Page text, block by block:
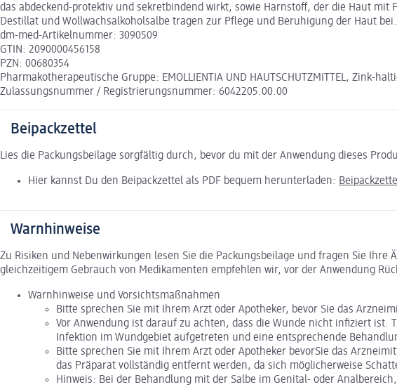
das abdeckend-protektiv und sekretbindend wirkt, sowie Harnstoff, der die Haut
Destillat und Wollwachsalkoholsalbe tragen zur Pflege und Beruhigung der Haut bei.
dm-med-Artikelnummer: 3090509
GTIN: 2090000456158
PZN: 00680354
Pharmakotherapeutische Gruppe: EMOLLIENTIA UND HAUTSCHUTZMITTEL, Zink-
Zulassungsnummer / Registrierungsnummer: 6042205.00.00
Beipackzettel
Lies die Packungsbeilage sorgfältig durch, bevor du mit der Anwendung dieses
Hier kannst Du den Beipackzettel als PDF bequem herunterladen:
Warnhinweise
Zu Risiken und Nebenwirkungen lesen Sie die Packungsbeilage und fragen Sie
gleichzeitigem Gebrauch von Medikamenten empfehlen wir, vor der Anwendung
Warnhinweise und Vorsichtsmaßnahmen
Bitte sprechen Sie mit Ihrem Arzt oder Apotheker, bevor Sie das
Vor Anwendung ist darauf zu achten, dass die Wunde nicht infiziert
Infektion im Wundgebiet aufgetreten und eine entsprechende
Bitte sprechen Sie mit Ihrem Arzt oder Apotheker bevorSie das
das Präparat vollständig entfernt werden, da sich möglicherweise
Hinweis: Bei der Behandlung mit der Salbe im Genital- oder